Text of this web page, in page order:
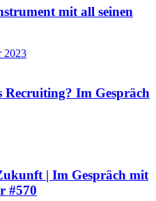
mit all seinen
2023
Im Gespräch
| Im Gespräch mit
#570